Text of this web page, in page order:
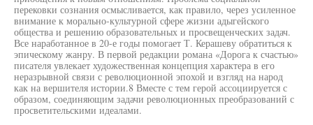
перековки сознания осмысливается, как правило, через усиленное
внимание к морально-культурной сфере жизни адыгейского
общества и решению образовательных и просвещенческих задач.
Все наработанное в 20-е годы помогает Т. Керашеву обратиться к
эпическому жанру. В первой редакции романа «Дорога к счастью»
писателя увлекает художественная концепция характера в его
неразрывной связи с революционной эпохой и взгляд на народ
как на вершителя истории.8 Вместе с тем герой ассоциируется с
образом, соединяющим задачи революционных преобразований с
просветительскими идеалами.